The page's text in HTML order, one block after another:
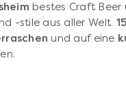
bestes Craft Beer
-stile aus aller Welt.
und auf eine